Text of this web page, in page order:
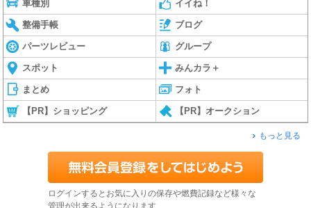
車種別 イイね！
整備手帳 ブログ
パーツレビュー グループ
スポット みんカラ＋
まとめ フォト
【PR】ショッピング 【PR】オークション
もっと見る
ログインするとお気に入りの保存や燃費記録など様々な